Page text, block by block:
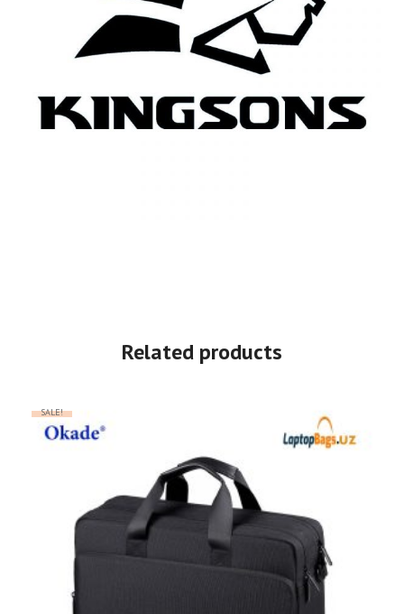
Related products
SALE!